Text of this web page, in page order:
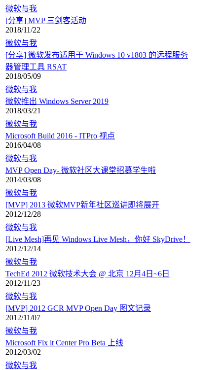
微软与我
[分享] MVP 三剑客活动
2018/11/22
微软与我
[分享] 微软发布适用于 Windows 10 v1803 的远程服务
器管理工具 RSAT
2018/05/09
微软与我
微软推出 Windows Server 2019
2018/03/21
微软与我
Microsoft Build 2016 - ITPro 视点
2016/04/08
微软与我
MVP Open Day- 微软社区大课堂招募学生啦
2014/03/08
微软与我
[MVP] 2013 微软MVP新年社区巡讲即将展开
2012/12/28
微软与我
[Live Mesh]再见 Windows Live Mesh，你好 SkyDrive！
2012/12/14
微软与我
TechEd 2012 微软技术大会 @ 北京 12月4日~6日
2012/11/23
微软与我
[MVP] 2012 GCR MVP Open Day 图文记录
2012/11/07
微软与我
Microsoft Fix it Center Pro Beta 上线
2012/03/02
微软与我